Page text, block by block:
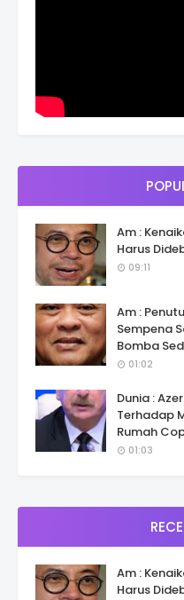
Am :
Harus
09:11
Am :
Sempena
Bomba
01:02
Dunia :
Terhadap
Rumah
01:03
Am :
Harus